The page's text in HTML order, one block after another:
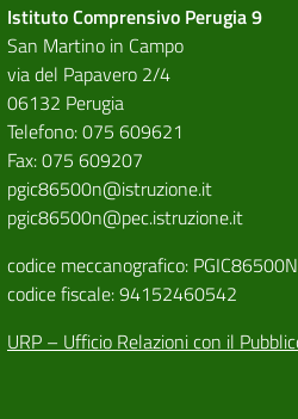
Istituto Comprensivo Perugia 9
San Martino in Campo
via del Papavero 2/4
06132 Perugia
Telefono: 075 609621
Fax: 075 609207
pgic86500n@istruzione.it
pgic86500n@pec.istruzione.it
codice meccanografico: PGIC86500N
codice fiscale: 94152460542
URP – Ufficio Relazioni con il